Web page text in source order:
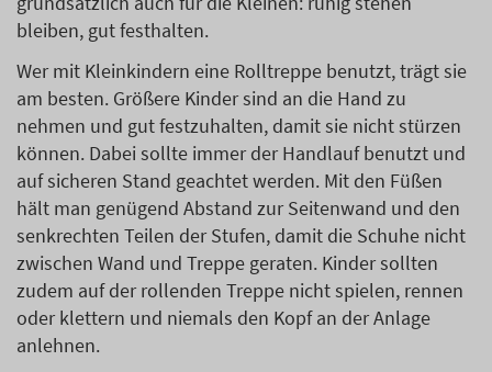
bleiben, gut festhalten.
Wer mit Kleinkindern eine Rolltreppe benutzt, trägt sie
am besten. Größere Kinder sind an die Hand zu
nehmen und gut festzuhalten, damit sie nicht stürzen
können. Dabei sollte immer der Handlauf benutzt und
auf sicheren Stand geachtet werden. Mit den Füßen
hält man genügend Abstand zur Seitenwand und den
senkrechten Teilen der Stufen, damit die Schuhe nicht
zwischen Wand und Treppe geraten. Kinder sollten
zudem auf der rollenden Treppe nicht spielen, rennen
oder klettern und niemals den Kopf an der Anlage
anlehnen.